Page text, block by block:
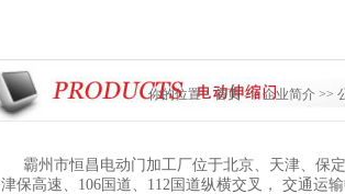
你的位置：首页>>企业简介 >>
霸州市恒昌电动门加工厂位于北京、天津、保
津保高速、106国道、112国道纵横交叉， 交通运输